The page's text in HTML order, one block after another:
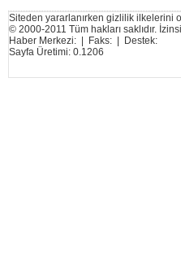
Siteden yararlanırken gizlilik ilkelerini
© 2000-2011 Tüm hakları saklıdır.
Haber Merkezi: | Faks: | Destek:
Sayfa Üretimi: 0.1206